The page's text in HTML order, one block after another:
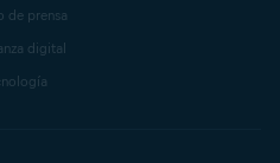
de prensa
digital